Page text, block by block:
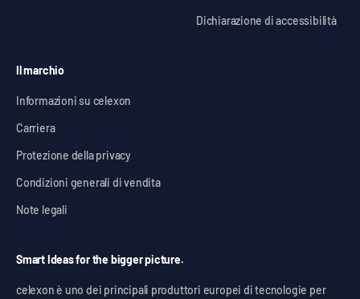
Dichiarazione di accessibilità
Il marchio
Informazioni su celexon
Carriera
Protezione della privacy
Condizioni generali di vendita
Note legali
Smart Ideas for the bigger picture.
celexon è uno dei principali produttori europei di tecnologie per